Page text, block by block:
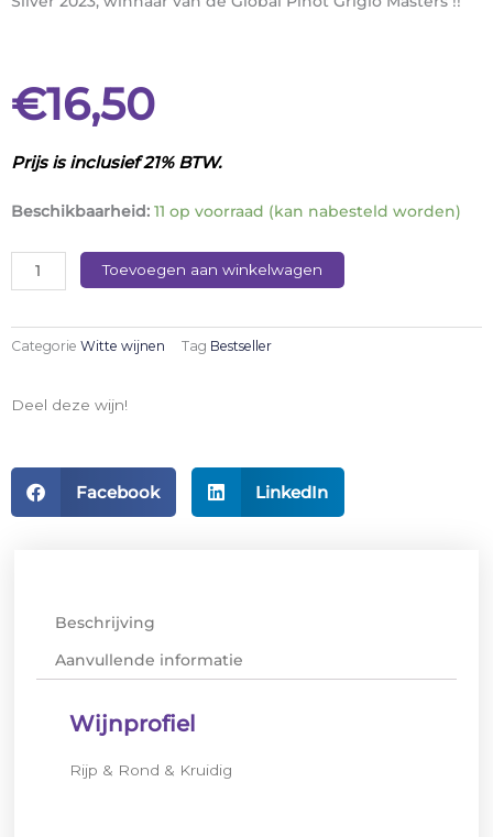
€16,50
Prijs is inclusief 21% BTW.
Beschikbaarheid: 11 op voorraad (kan nabesteld worden)
Seven
Pinot
aantal
Toevoegen aan winkelwagen
Categorie Witte wijnen Tag Bestseller
Deel deze wijn!
Facebook LinkedIn
Beschrijving
Aanvullende informatie
Wijnprofiel
Rijp & Rond & Kruidig